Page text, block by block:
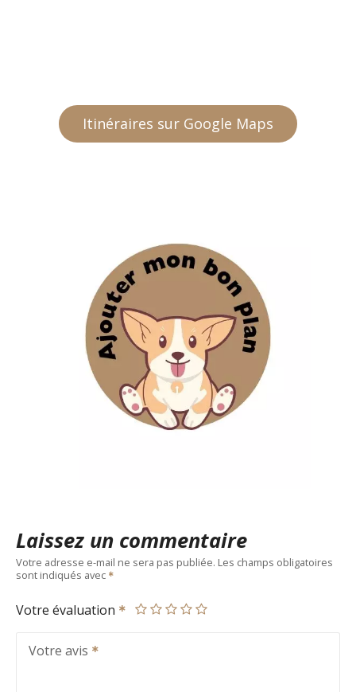
Itinéraires sur Google Maps
Laissez un commentaire
Votre adresse e-mail ne sera pas publiée. Les champs obligatoires
sont indiqués avec
Votre évaluation
Votre avis